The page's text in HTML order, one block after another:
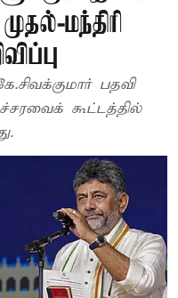
மந்திரி
பதவி
கூட்டத்தில்